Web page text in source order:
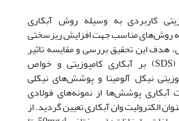
کاربردی به وسیله روش آبکاری
به روش‌های مناسب جهت افزایش ریزسختی
هدف این تحقیق بررسی و مقایسه تاثیر
سدیم دودسیل سولفات (SDS) بر آبکاری کامپوزیتی و خواص
نیکل آلومینا و پوشش‌های نیکلی
پوشش‌ها از نمونه‌های فولادی
الکترولیت وان آبکاری تعیین گردید. از